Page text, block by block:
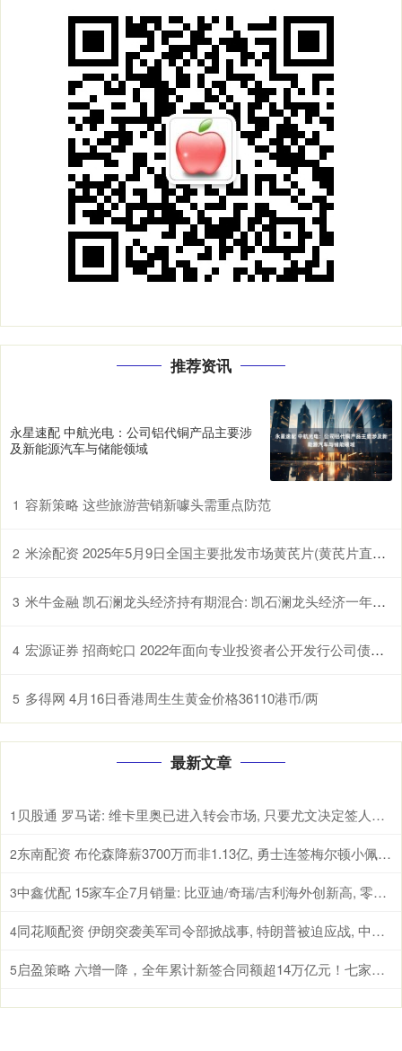
推荐资讯
永星速配 中航光电：公司铝代铜产品主要涉
及新能源汽车与储能领域
1 容新策略 这些旅游营销新噱头需重点防范
2 米涂配资 2025年5月9日全国主要批发市场黄芪片(黄芪片直径1.0-1.2cm)价格行情
3 米牛金融 凯石澜龙头经济持有期混合: 凯石澜龙头经济一年持有期混合型证券投资基金基金产品资料概要更新
4 宏源证券 招商蛇口 2022年面向专业投资者公开发行公司债券（第三期）（品种一）2025年本息兑付暨摘牌公告
5 多得网 4月16日香港周生生黄金价格36110港币/两
最新文章
1 贝股通 罗马诺: 维卡里奥已进入转会市场, 只要尤文决定签人随时可交易
2 东南配资 布伦森降薪3700万而非1.13亿, 勇士连签梅尔顿小佩顿仅剩600万
3 中鑫优配 15家车企7月销量: 比亚迪/奇瑞/吉利海外创新高, 零跑首破10万
4 同花顺配资 伊朗突袭美军司令部掀战事, 特朗普被迫应战, 中东局势走向何方?
5 启盈策略 六增一降，全年累计新签合同额超14万亿元！七家建筑央企成绩单来了